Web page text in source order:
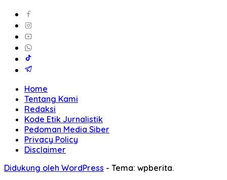
Home
Tentang Kami
Redaksi
Kode Etik Jurnalistik
Pedoman Media Siber
Privacy Policy
Disclaimer
Didukung oleh WordPress - Tema: wpberita.